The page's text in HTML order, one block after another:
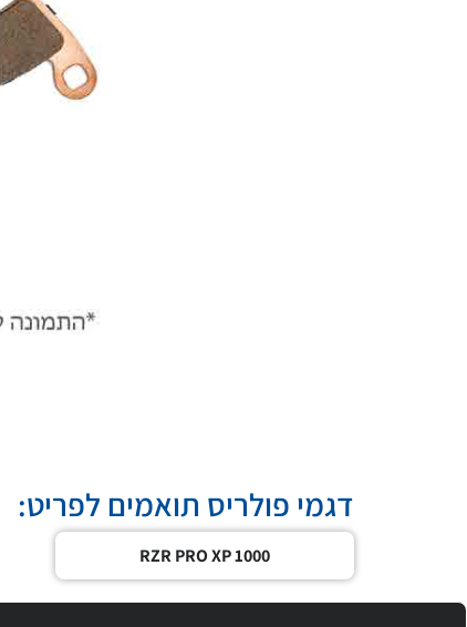
דגמי פולריס תואמים לפריט:
RZR PRO XP 1000